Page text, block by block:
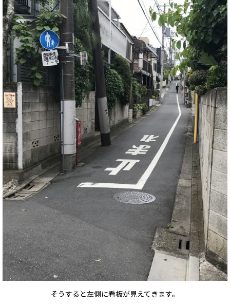
そうすると左側に看板が見えてきます。